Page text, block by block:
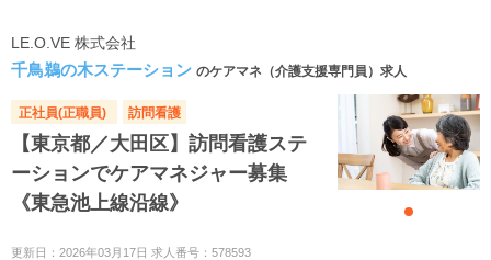
LE.O.VE 株式会社
千鳥鵜の木ステーション のケアマネ（介護支援専門員）求人
正社員(正職員) 訪問看護
【東京都／大田区】訪問看護ステ
ーションでケアマネジャー募集
《東急池上線沿線》
更新日：2026年03月17日 求人番号：578593